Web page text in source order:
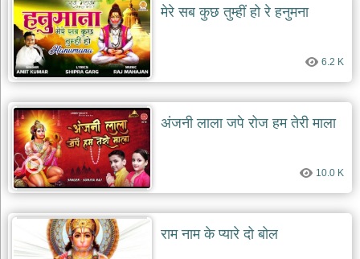
मेरे सब कुछ तुम्हीं हो रे हनुमना
6.2 K
अंजनी लाला जपे रोज हम तेरी माला
10.0 K
राम नाम के प्यारे दो बोल